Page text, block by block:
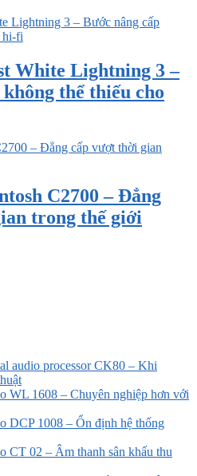
White Lightning 3 –
thể thiếu cho
C2700 – Đẳng
trong thế giới
audio processor CK80 – Khi
WL 1608 – Chuyên nghiệp hơn với
DCP 1008 – Ổn định hệ thống
CT 02 – Âm thanh sân khấu thu